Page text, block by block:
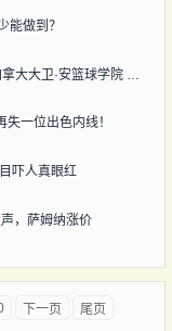
能做到？
一位出色内线！
吓人真眼红
，萨姆纳涨价
下一页 尾页